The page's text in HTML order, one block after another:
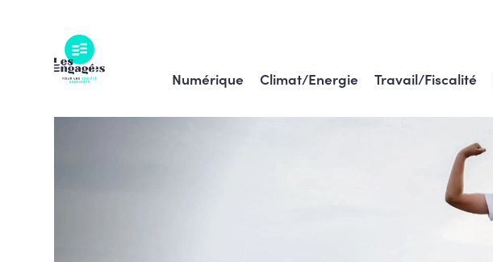
Numérique Climat/Energie Travail/Fiscalité